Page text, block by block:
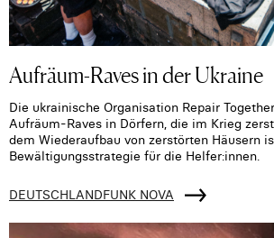
Aufräum-Raves in der Ukraine
Die ukrainische Organisation Repair
Aufräum-Raves in Dörfern, die im Krieg
dem Wiederaufbau von zerstörten Häusern
Bewältigungsstrategie für die Helfer:innen.
DEUTSCHLANDFUNK NOVA